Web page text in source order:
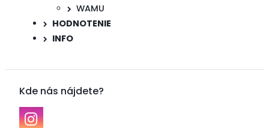
WAMU
HODNOTENIE
INFO
Kde nás nájdete?